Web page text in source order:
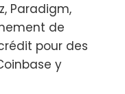
Paradigm,
de
pour des
y